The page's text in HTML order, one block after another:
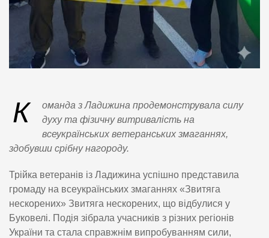
К
оманда з Ладижина продемонструвала силу
духу та фізичну витривалість на
всеукраїнських ветеранських змаганнях,
здобувши срібну нагороду.
Трійка ветеранів із Ладижина успішно представила
громаду на всеукраїнських змаганнях «Звитяга
нескорених» Звитяга нескорених, що відбулися у
Буковелі. Подія зібрала учасників з різних регіонів
України та стала справжнім випробуванням сили,